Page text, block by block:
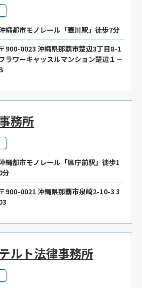
縄都市モノレール「壺川駅」徒歩7分
〒900-0023 沖縄県那覇市楚辺3丁目8-1
ラワーキャッスルマンション楚辺１－
務所
縄都市モノレール「県庁前駅」徒歩1
分
〒900-0021 沖縄県那覇市泉崎2-10-3 3
ルト法律事務所